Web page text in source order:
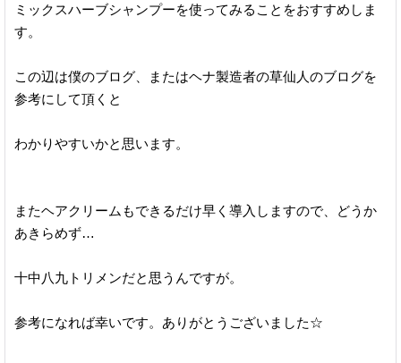
ミックスハーブシャンプーを使ってみることをおすすめしま
す。
この辺は僕のブログ、またはヘナ製造者の草仙人のブログを
参考にして頂くと
わかりやすいかと思います。
またヘアクリームもできるだけ早く導入しますので、どうか
あきらめず…
十中八九トリメンだと思うんですが。
参考になれば幸いです。ありがとうございました☆